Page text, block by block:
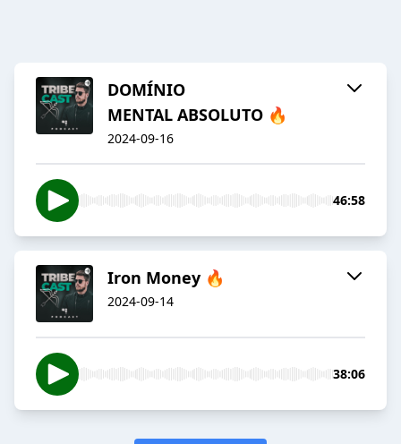
DOMÍNIO
MENTAL ABSOLUTO 🔥
2024-09-16
46:58
Iron Money 🔥
2024-09-14
38:06